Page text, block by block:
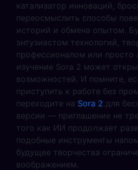
катализатор инноваций,
переосмыслить способы
историй и обмена опытом.
энтузиастом технологий,
профессионалом или
изучение Sora 2 может
возможностей. И помните,
приступить к работе без
переходите на Sora 2 для
версии — приглашение не
того как ИИ продолжает
подобные инструменты
будущее творчества
воображением.